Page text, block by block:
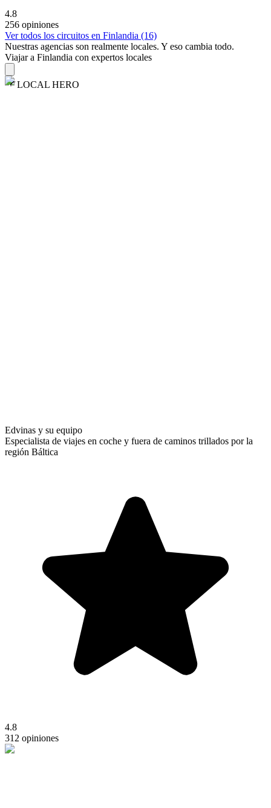
4.8
256 opiniones
Ver todos los circuitos en Finlandia (16)
Nuestras agencias son realmente locales. Y eso cambia todo.
Viajar a Finlandia con expertos locales
LOCAL HERO
Edvinas y su equipo
Especialista de viajes en coche y fuera de caminos trillados por la
región Báltica
4.8
312 opiniones